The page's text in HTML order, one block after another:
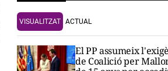
VISUALITZAT ACTUAL
El PP assumeix
de Coalició per